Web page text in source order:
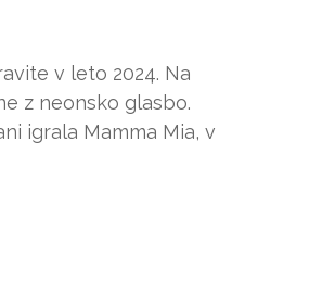
v leto 2024. Na
z neonsko glasbo.
igrala Mamma Mia, v